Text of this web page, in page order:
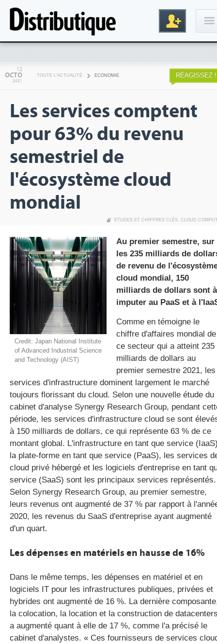
gratuite
12
OCTO
2021
TOUTE L'ACTUALITÉ ECONOMIE RÉAGISSEZ !
Les services comptent
pour 63% du revenu
semestriel de
l'écosystème cloud
mondial
ETUDES ET CHIFFRES CLÉS, CLOUD
Credit: Japan National Institute
of Advanced Industrial Science
and Technology (AIST)
Au premier semestre, sur
les 235 milliards de
de revenu de
cloud mondial, 150
milliards de dollars sont à
imputer au PaaS et à
Comme en témoigne le
chiffre d'affaires mondial de
ce secteur qui a atteint 235
milliards de dollars au
premier semestre 2021, les
services d'infrastructure dominent largement le marché
toujours florissant du cloud. Selon une nouvelle étude du
cabinet d'analyse Synergy Research Group, pendant
période, les services d'infrastructure cloud se sont
à 150 milliards de dollars, ce qui représente 63 % de ce
montant global. L'infrastructure en tant que service
la plate-forme en tant que service (PaaS), les services
cloud privé hébergé et les logiciels d'entreprise en tant
service (SaaS) sont les principaux services représentés.
Selon Synergy Research Group, au premier semestre,
leurs revenus ont augmenté de 37 % par rapport à
2020, les revenus du SaaS d'entreprise ayant augmenté
d'un quart.
Les dépenses en matériels en hausse de 16%
Dans le même temps, les dépenses en matériel et en
logiciels IT pour les infrastructures publiques, privées et
hybrides ont augmenté de 16 %. La dernière
la colocation, la location et la construction de
a augmenté quant à elle de 17 %, comme l'a précisé le
cabinet d'analystes. « Ces fournisseurs de services